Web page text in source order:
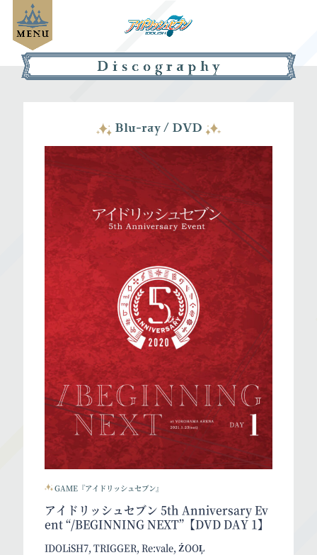
Blu-ray / DVD
GAME『アイドリッシュセブン』
アイドリッシュセブン 5th Anniversary Ev
ent “/BEGINNING NEXT”【DVD DAY 1】
IDOLiSH7, TRIGGER, Re:vale, ŹOOĻ